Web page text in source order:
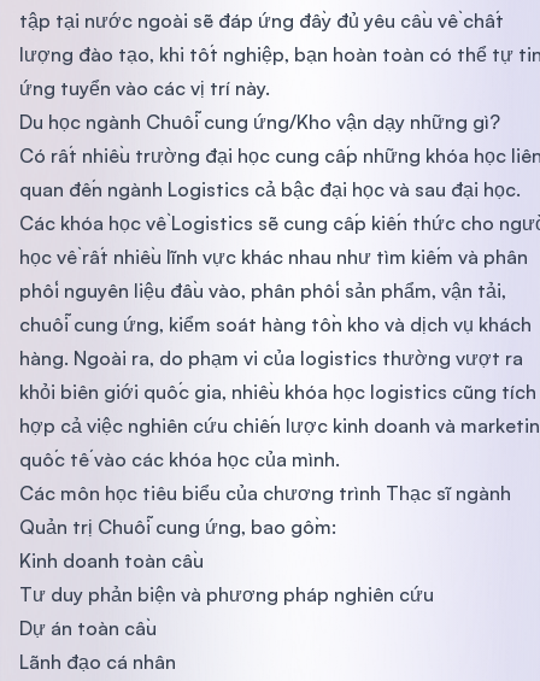
tập tại nước ngoài sẽ đáp ứng đầy đủ yêu cầu về chất
lượng đào tạo, khi tốt nghiệp, bạn hoàn toàn có thể tự
ứng tuyển vào các vị trí này.
Du học ngành Chuỗi cung ứng/Kho vận dạy những gì?
Có rất nhiều trường đại học cung cấp những khóa học
quan đến ngành Logistics cả bậc đại học và sau đại học.
Các khóa học về Logistics sẽ cung cấp kiến thức cho
học về rất nhiều lĩnh vực khác nhau như tìm kiếm và phân
phối nguyên liệu đầu vào, phân phối sản phẩm, vận tải,
chuỗi cung ứng, kiểm soát hàng tồn kho và dịch vụ khách
hàng. Ngoài ra, do phạm vi của logistics thường vượt ra
khỏi biên giới quốc gia, nhiều khóa học logistics cũng tích
hợp cả việc nghiên cứu chiến lược kinh doanh và
quốc tế vào các khóa học của mình.
Các môn học tiêu biểu của chương trình Thạc sĩ ngành
Quản trị Chuỗi cung ứng, bao gồm:
Kinh doanh toàn cầu
Tư duy phản biện và phương pháp nghiên cứu
Dự án toàn cầu
Lãnh đạo cá nhân